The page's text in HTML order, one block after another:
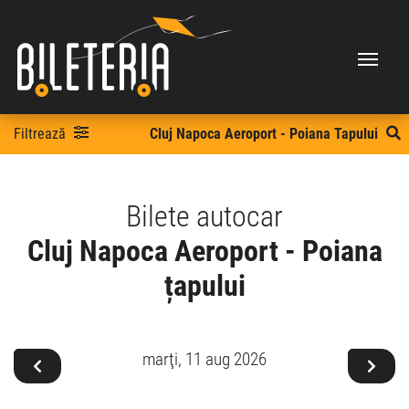
Filtrează Cluj Napoca Aeroport - Poiana Tapului
Bilete autocar
Cluj Napoca Aeroport - Poiana
țapului
marţi, 11 aug 2026